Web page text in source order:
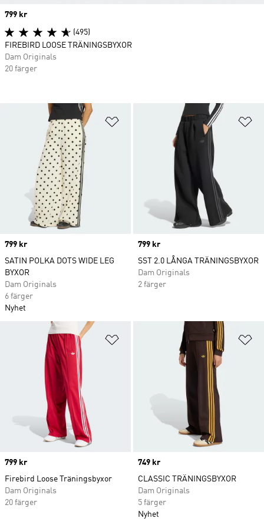
Lägg till på önskelistan
Price
799 kr
SATIN POLKA DOTS WIDE LEG
BYXOR
Dam Originals
6 färger
Nyhet
Price
799 kr
SST 2.0 LÅNGA TRÄNINGSBYXOR
Dam Originals
2 färger
Lägg till på önskelistan
Price
799 kr
Firebird Loose Träningsbyxor
Dam Originals
20 färger
Price
749 kr
CLASSIC TRÄNINGSBYXOR
Dam Originals
5 färger
Nyhet
Price
799 kr
(495)
FIREBIRD LOOSE TRÄNINGSBYXOR
Dam Originals
20 färger